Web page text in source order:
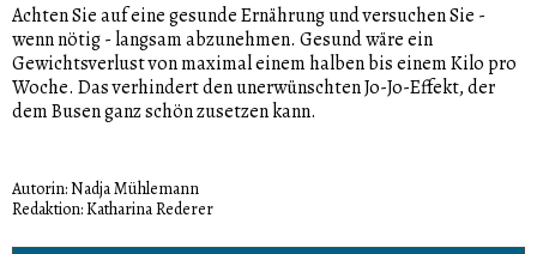
Achten Sie auf eine gesunde Ernährung und versuchen Sie -
wenn nötig - langsam abzunehmen. Gesund wäre ein
Gewichtsverlust von maximal einem halben bis einem Kilo pro
Woche. Das verhindert den unerwünschten Jo-Jo-Effekt, der
dem Busen ganz schön zusetzen kann.
Autorin: Nadja Mühlemann
Redaktion: Katharina Rederer